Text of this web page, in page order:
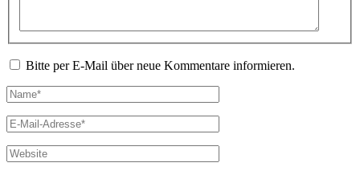
Bitte per E-Mail über neue Kommentare informieren.
Name*
E-
Mail-
Adresse*
Website